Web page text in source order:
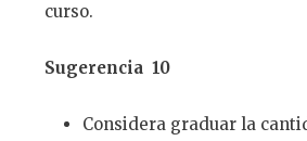
curso.
Sugerencia 10
Considera graduar la